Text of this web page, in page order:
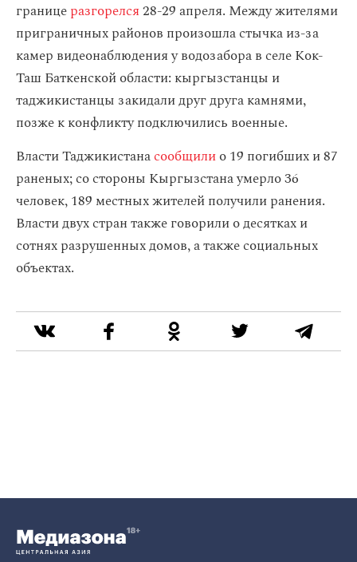
границеразгорелся28-29 апреля. Между жителями
приграничных районов произошла стычка из-за
камер видеонаблюдения у водозабора в селе Кок-
Таш Баткенской области: кыргызстанцы и
таджикистанцы закидали друг друга камнями,
позже к конфликту подключились военные.
Власти Таджикистанасообщилио 19 погибших и 87
раненых; со стороны Кыргызстана умерло 36
человек, 189 местных жителей получили ранения.
Власти двух стран также говорили о десятках и
сотнях разрушенных домов, а также социальных
объектах.